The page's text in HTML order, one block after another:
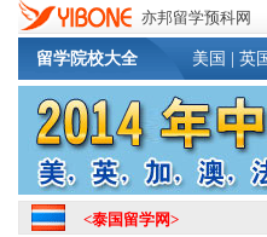
亦邦留学预科网
留学院校大全 美国 英
<泰国留学网>